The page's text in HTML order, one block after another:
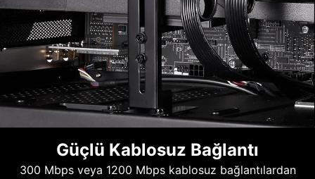
Güçlü Kablosuz Bağlantı
300 Mbps veya 1200 Mbps kablosuz bağlantılardan